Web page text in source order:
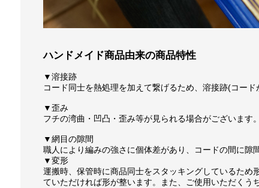
ハンドメイド商品由来の商品特性
▼溶接跡
コード同士を熱処理を加えて繋げるため、溶接跡(コード
▼歪み
フチの湾曲・凹凸・歪み等が見られる場合がございます。
▼網目の隙間
職人により編みの強さに個体差があり、コードの間に隙
▼変形
運搬時、保管時に商品同士をスタッキングしているた
ていただければ形が整います。また、ご使用いただくう